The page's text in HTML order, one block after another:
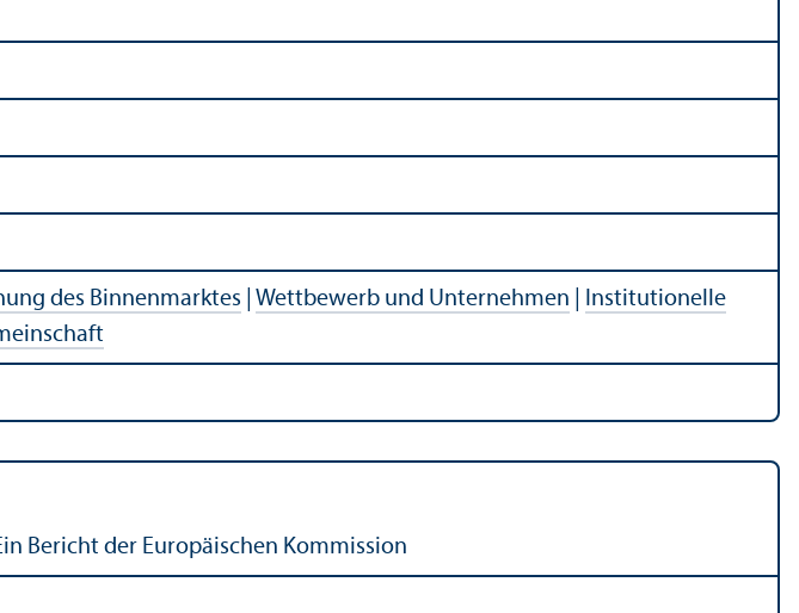
des Binnenmarktes Wettbewerb und Unternehmen
Institutionelle
Bericht der Europäischen Kommission